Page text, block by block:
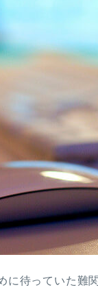
に待っていた難